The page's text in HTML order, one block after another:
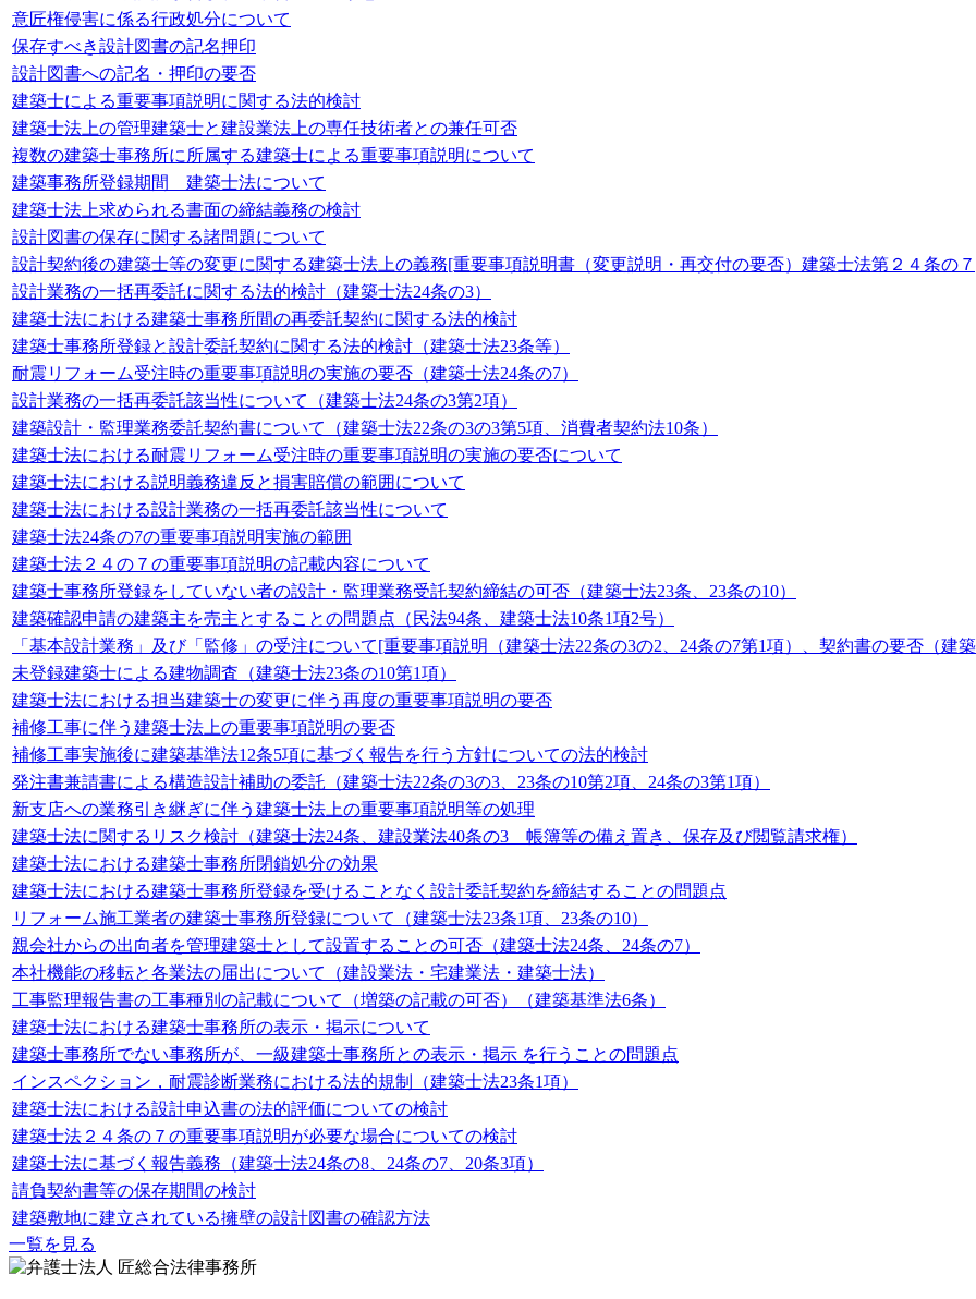
意匠権侵害に係る行政処分について
保存すべき設計図書の記名押印
設計図書への記名・押印の要否
建築士による重要事項説明に関する法的検討
建築士法上の管理建築士と建設業法上の専任技術者との兼任可否
複数の建築士事務所に所属する建築士による重要事項説明について
建築事務所登録期間 建築士法について
建築士法上求められる書面の締結義務の検討
設計図書の保存に関する諸問題について
設計契約後の建築士等の変更に関する建築士法上の義務[重要事項説明書（変更説明・再交付の要否）建築士法第２４条の
設計業務の一括再委託に関する法的検討（建築士法24条の3）
建築士法における建築士事務所間の再委託契約に関する法的検討
建築士事務所登録と設計委託契約に関する法的検討（建築士法23条等）
耐震リフォーム受注時の重要事項説明の実施の要否（建築士法24条の7）
設計業務の一括再委託該当性について（建築士法24条の3第2項）
建築設計・監理業務委託契約書について（建築士法22条の3の3第5項、消費者契約法10条）
建築士法における耐震リフォーム受注時の重要事項説明の実施の要否について
建築士法における説明義務違反と損害賠償の範囲について
建築士法における設計業務の一括再委託該当性について
建築士法24条の7の重要事項説明実施の範囲
建築士法２４の７の重要事項説明の記載内容について
建築士事務所登録をしていない者の設計・監理業務受託契約締結の可否（建築士法23条、23条の10）
建築確認申請の建築主を売主とすることの問題点（民法94条、建築士法10条1項2号）
「基本設計業務」及び「監修」の受注について[重要事項説明（建築士法22条の3の2、24条の7第1項）、契約書の要否（建
未登録建築士による建物調査（建築士法23条の10第1項）
建築士法における担当建築士の変更に伴う再度の重要事項説明の要否
補修工事に伴う建築士法上の重要事項説明の要否
補修工事実施後に建築基準法12条5項に基づく報告を行う方針についての法的検討
発注書兼請書による構造設計補助の委託（建築士法22条の3の3、23条の10第2項、24条の3第1項）
新支店への業務引き継ぎに伴う建築士法上の重要事項説明等の処理
建築士法に関するリスク検討（建築士法24条、建設業法40条の3 帳簿等の備え置き、保存及び閲覧請求権）
建築士法における建築士事務所閉鎖処分の効果
建築士法における建築士事務所登録を受けることなく設計委託契約を締結することの問題点
リフォーム施工業者の建築士事務所登録について（建築士法23条1項、23条の10）
親会社からの出向者を管理建築士として設置することの可否（建築士法24条、24条の7）
本社機能の移転と各業法の届出について（建設業法・宅建業法・建築士法）
工事監理報告書の工事種別の記載について（増築の記載の可否）（建築基準法6条）
建築士法における建築士事務所の表示・掲示について
建築士事務所でない事務所が、一級建築士事務所との表示・掲示 を行うことの問題点
インスペクション，耐震診断業務における法的規制（建築士法23条1項）
建築士法における設計申込書の法的評価についての検討
建築士法２４条の７の重要事項説明が必要な場合についての検討
建築士法に基づく報告義務（建築士法24条の8、24条の7、20条3項）
請負契約書等の保存期間の検討
建築敷地に建立されている擁壁の設計図書の確認方法
一覧を見る